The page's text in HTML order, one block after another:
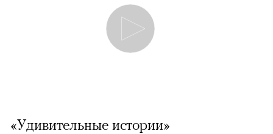
«Удивительные истории»